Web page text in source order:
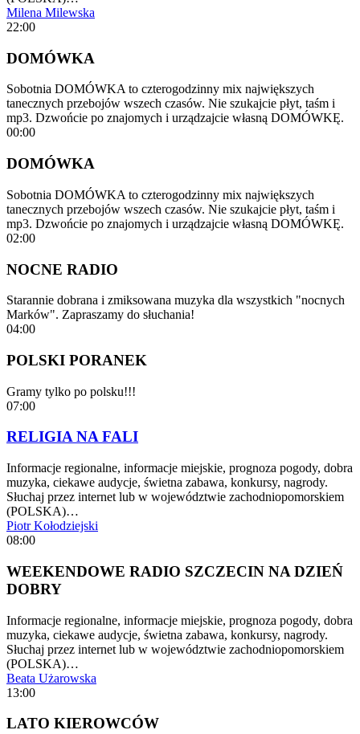
Milena Milewska
22:00
DOMÓWKA
Sobotnia DOMÓWKA to czterogodzinny mix największych
tanecznych przebojów wszech czasów. Nie szukajcie płyt, taśm i
mp3. Dzwońcie po znajomych i urządzajcie własną DOMÓWKĘ.
00:00
DOMÓWKA
Sobotnia DOMÓWKA to czterogodzinny mix największych
tanecznych przebojów wszech czasów. Nie szukajcie płyt, taśm i
mp3. Dzwońcie po znajomych i urządzajcie własną DOMÓWKĘ.
02:00
NOCNE RADIO
Starannie dobrana i zmiksowana muzyka dla wszystkich "nocnych
Marków". Zapraszamy do słuchania!
04:00
POLSKI PORANEK
Gramy tylko po polsku!!!
07:00
RELIGIA NA FALI
Informacje regionalne, informacje miejskie, prognoza pogody, dobra
muzyka, ciekawe audycje, świetna zabawa, konkursy, nagrody.
Słuchaj przez internet lub w województwie zachodniopomorskiem
(POLSKA)…
Piotr Kołodziejski
08:00
WEEKENDOWE RADIO SZCZECIN NA DZIEŃ
DOBRY
Informacje regionalne, informacje miejskie, prognoza pogody, dobra
muzyka, ciekawe audycje, świetna zabawa, konkursy, nagrody.
Słuchaj przez internet lub w województwie zachodniopomorskiem
(POLSKA)…
Beata Użarowska
13:00
LATO KIEROWCÓW